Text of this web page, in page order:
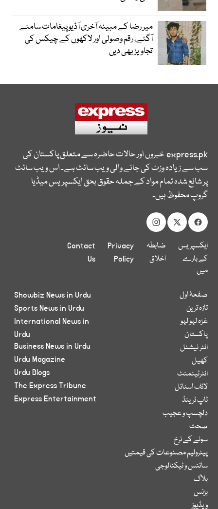
میر رضا کے مبینہ آخری آڈیو پیغامات سامنے
آگئے، رقم وصولی اور لاکھوں کے چیکس کی
تجاویز بھی دیں
express.pkخبروں اور حالات حاضرہ سے متعلق پاکستان کی
سب سے زیادہ وزٹ کی جانے والی ویب سائٹ ہے۔ اس ویب سائٹ
پر شائع شدہ تمام مواد کے جملہ حقوق بحق ایکسپریس میڈیا
گروپ محفوظ ہیں۔
ایکسپریس
کے بارے
میں
ضابطہ
اخلاق
Privacy
Policy
Contact
Us
صفحۂ اول
تازہ ترین
غزہ لہو لہو
پاکستان
انٹر نیشنل
کھیل
انٹرٹینمنٹ
لائف اسٹائل
ٹاپ ٹرینڈ
دلچسپ و عجیب
صحت
سونے کے نرخ
پیٹرولیم مصنوعات کی قیمتیں
سائنس و ٹیکنالوجی
بلاگ
بزنس
ویڈیوز
Showbiz News in Urdu
Sports News in Urdu
International News in
Urdu
Business News in Urdu
Urdu Magazine
Urdu Blogs
The Express Tribune
Express Entertainment